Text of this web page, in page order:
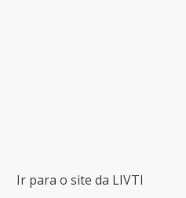
Ir para o site da LIVTI